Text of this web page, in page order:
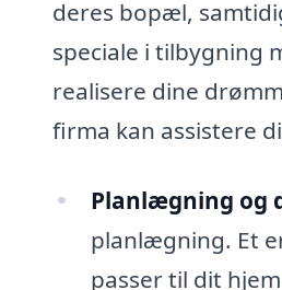
deres bopæl,
speciale i tilbygning
realisere dine
firma kan assistere
Planlægning og
planlægning. Et
passer til dit